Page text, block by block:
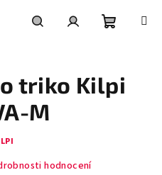
košík
triko Kilpi
M
hodnocení